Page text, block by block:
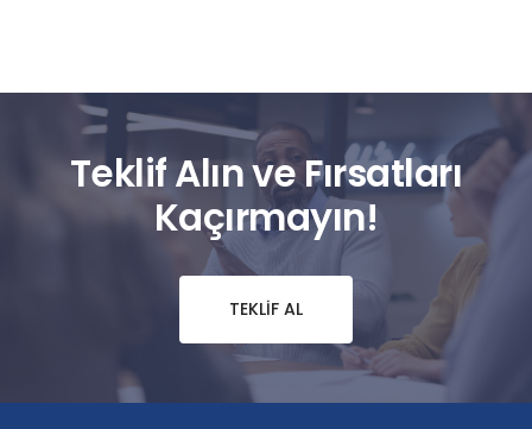
Teklif Alın ve Fırsatları
Kaçırmayın!
TEKLIF AL